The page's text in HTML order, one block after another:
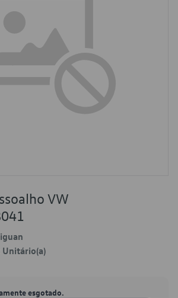
VW
Unitário(a)
esgotado.